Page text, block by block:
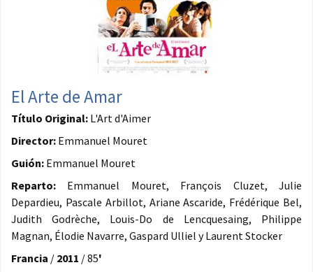
El Arte de Amar
Título Original: L'Art d'Aimer
Director: Emmanuel Mouret
Guión: Emmanuel Mouret
Reparto: Emmanuel Mouret, François Cluzet, Julie
Depardieu, Pascale Arbillot, Ariane Ascaride, Frédérique Bel,
Judith Godrèche, Louis-Do de Lencquesaing, Philippe
Magnan, Élodie Navarre, Gaspard Ulliel y Laurent Stocker
Francia / 2011 / 85'